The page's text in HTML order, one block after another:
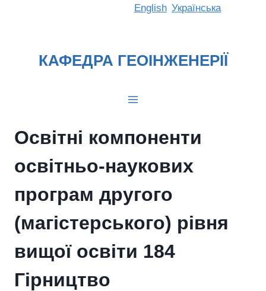
English Українська
КАФЕДРА ГЕОІНЖЕНЕРІЇ
Освітні компоненти
освітньо-наукових
програм другого
(магістерського) рівня
вищої освіти 184
Гірництво